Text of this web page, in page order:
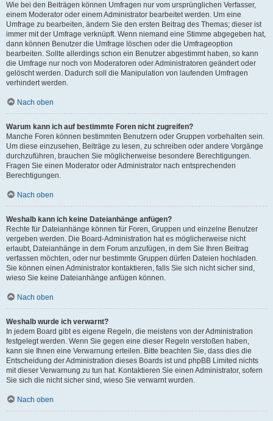
Wie bei den Beiträgen können Umfragen nur vom ursprünglichen Verfasser,
einem Moderator oder einem Administrator bearbeitet werden. Um eine
Umfrage zu bearbeiten, ändern Sie den ersten Beitrag des Themas; dieser ist
immer mit der Umfrage verknüpft. Wenn niemand eine Stimme abgegeben hat,
dann können Benutzer die Umfrage löschen oder die Umfrageoption
bearbeiten. Sollte allerdings schon ein Benutzer abgestimmt haben, so kann
die Umfrage nur noch von Moderatoren oder Administratoren geändert oder
gelöscht werden. Dadurch soll die Manipulation von laufenden Umfragen
verhindert werden.
Nach oben
Warum kann ich auf bestimmte Foren nicht zugreifen?
Manche Foren können bestimmten Benutzern oder Gruppen vorbehalten sein.
Um diese einzusehen, Beiträge zu lesen, zu schreiben oder andere Vorgänge
durchzuführen, brauchen Sie möglicherweise besondere Berechtigungen.
Fragen Sie einen Moderator oder Administrator nach entsprechenden
Berechtigungen.
Nach oben
Weshalb kann ich keine Dateianhänge anfügen?
Rechte für Dateianhänge können für Foren, Gruppen und einzelne Benutzer
vergeben werden. Die Board-Administration hat es möglicherweise nicht
erlaubt, Dateianhänge in dem Forum anzufügen, in dem Sie Ihren Beitrag
verfassen möchten, oder nur bestimmte Gruppen dürfen Dateien hochladen.
Sie können einen Administrator kontaktieren, falls Sie sich nicht sicher sind,
wieso Sie keine Dateianhänge anfügen können.
Nach oben
Weshalb wurde ich verwarnt?
In jedem Board gibt es eigene Regeln, die meistens von der Administration
festgelegt werden. Wenn Sie gegen eine dieser Regeln verstoßen haben,
kann sie Ihnen eine Verwarnung erteilen. Bitte beachten Sie, dass dies die
Entscheidung der Administration dieses Boards ist und phpBB Limited nichts
mit dieser Verwarnung zu tun hat. Kontaktieren Sie einen Administrator, sofern
Sie sich die nicht sicher sind, wieso Sie verwarnt wurden.
Nach oben